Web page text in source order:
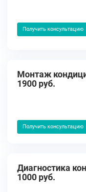
Получить консультацию
Монтаж
1900 руб.
Получить консультацию
Диагностика
1000 руб.